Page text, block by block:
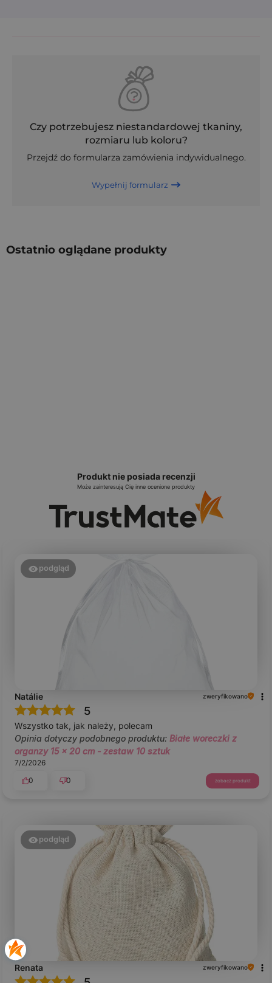
Czy potrzebujesz niestandardowej tkaniny,
rozmiaru lub koloru?
Przejdź do formularza zamówienia indywidualnego.
Wypełnij formularz
Ostatnio oglądane produkty
Produkt nie posiada recenzji
Może zainteresują Cię inne ocenione produkty
podgląd
Natálie zweryfikowano
5
Wszystko tak, jak należy, polecam
Opinia dotyczy podobnego produktu: Białe woreczki z
organzy 15 x 20 cm - zestaw 10 sztuk
7/2/2026
0
0 zobacz produkt
podgląd
Renata zweryfikowano